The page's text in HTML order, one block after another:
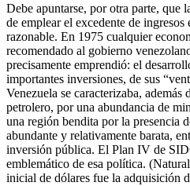
Debe apuntarse, por otra parte, que
de emplear el excedente de
razona­ble. En 1975 cualquier
recomendado al gobierno
precisamente emprendió: el
importantes inversiones, de sus
Venezuela se caracterizaba, además
petrolero, por una abundancia de
una región bendita por la presencia
abundante y relativamente barata,
inver­sión pública. El Plan IV de
emblemático de esa política.
inicial de dólares fue la adquisición